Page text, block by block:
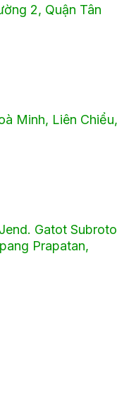
2, Quận Tân
Minh, Liên Chiểu,
Gatot Subroto
Prapatan,